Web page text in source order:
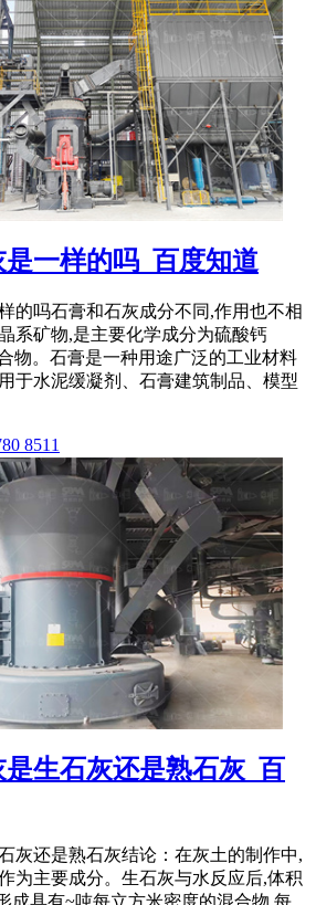
一样的吗_百度知道
的吗石膏和石灰成分不同,作用也不相
系矿物,是主要化学成分为硫酸钙
合物。石膏是一种用途广泛的工业材料
于水泥缓凝剂、石膏建筑制品、模型
8511
生石灰还是熟石灰_百
灰还是熟石灰结论：在灰土的制作中,
为主要成分。生石灰与水反应后,体积
成具有~吨每立方米密度的混合物,每